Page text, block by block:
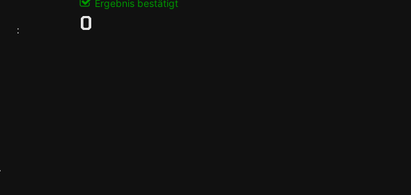
Ergebnis bestätigt
: 0